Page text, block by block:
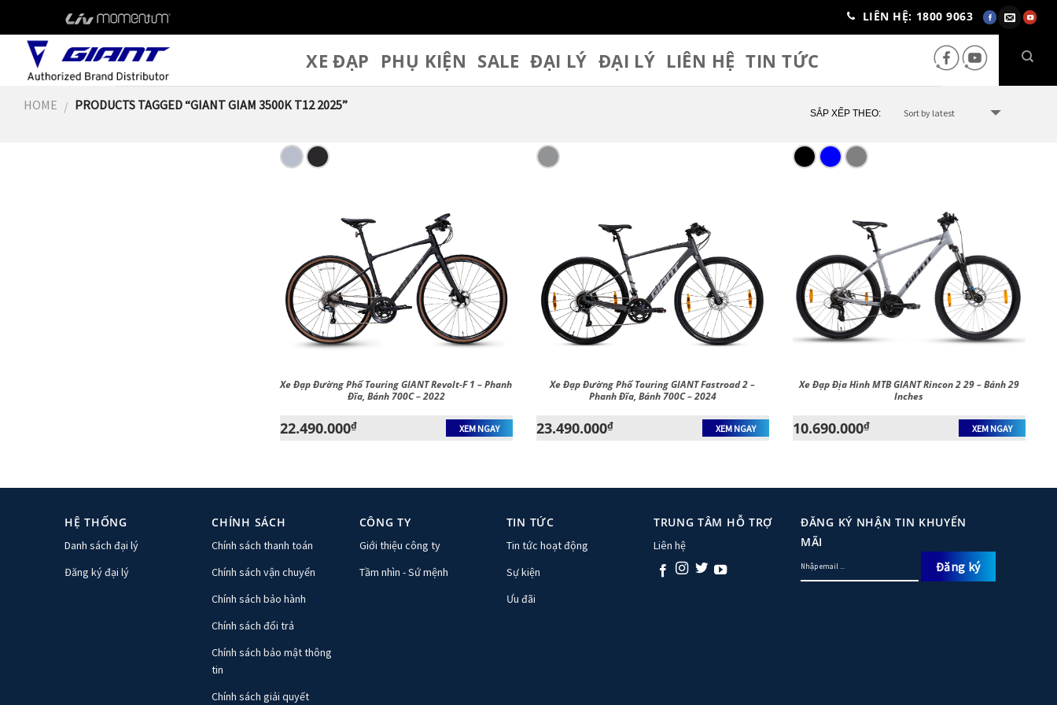
content
LIÊN HỆ: 1800 9063
XE ĐẠP PHỤ KIỆN SALE ĐẠI LÝ ĐẠI LÝ LIÊN HỆ TIN TỨC
HOME / PRODUCTS TAGGED “GIANT GIAM 3500K T12 2025”
SẮP XẾP THEO:
Xe Đạp Đường Phố Touring GIANT Revolt-F 1 – Phanh
Đĩa, Bánh 700C – 2022
22.490.000₫ XEM NGAY
Xe Đạp Đường Phố Touring GIANT Fastroad 2 –
Phanh Đĩa, Bánh 700C – 2024
23.490.000₫ XEM NGAY
Xe Đạp Địa Hình MTB GIANT Rincon 2 29 – Bánh 29
Inches
10.690.000₫ XEM NGAY
HỆ THỐNG
Danh sách đại lý
Đăng ký đại lý
CHÍNH SÁCH
Chính sách thanh toán
Chính sách vận chuyển
Chính sách bảo hành
Chính sách đổi trả
Chính sách bảo mật thông
tin
Chính sách giải quyết
CÔNG TY
Giới thiệu công ty
Tầm nhìn - Sứ mệnh
TIN TỨC
Tin tức hoạt động
Sự kiện
Ưu đãi
TRUNG TÂM HỖ TRỢ
Liên hệ
ĐĂNG KÝ NHẬN TIN KHUYẾN
MÃI